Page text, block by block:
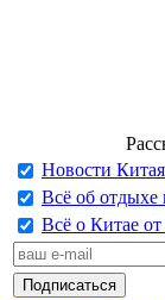
Новости
Всё об отдыхе
Всё о Китае